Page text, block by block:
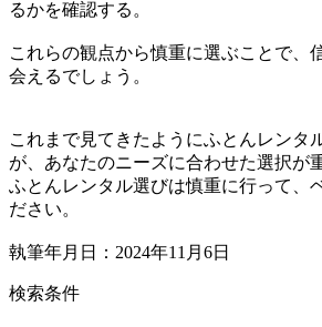
るかを確認する。
これらの観点から慎重に選ぶことで、
会えるでしょう。
これまで見てきたようにふとんレンタ
が、あなたのニーズに合わせた選択が
ふとんレンタル選びは慎重に行って、
ださい。
執筆年月日：2024年11月6日
検索条件